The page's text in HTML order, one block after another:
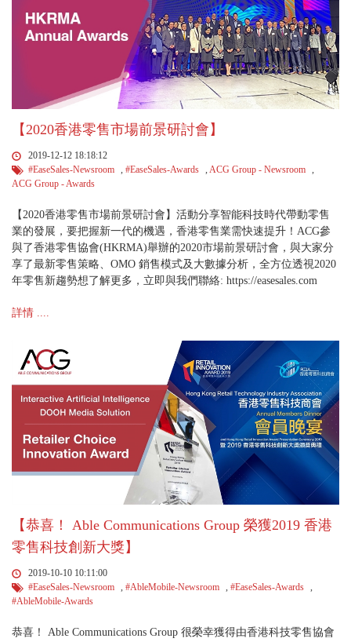
【2020香港零售市場前景研討會】
2019-12-12 18:18:12
#EaseSales-Newsroom , #EaseSales-Awards , ACG Group - Newsroom ,
ACG Group - Awards
【2020香港零售市場前景研討會】活動分享智能科技時代帶動零售
業的發展，要把握新一代的機遇，香港零售業需快速提升！ACG參
與了香港零售協會(HKRMA)舉辦的2020市場前景研討會，與大家分
享了最新零售策略、OMO 銷售模式及大數據分析，全方位透視2020
年零售新趨勢想了解更多，立即與我們聯絡: https://easesales.com
詳情 ....
【恭喜！ Able Communications Group 榮獲2019 香港
零售科技創新大獎】
2019-10-10 10:11:00
#EaseSales-Newsroom , #AbleMobile-Newsroom , #EaseSales-Awards ,
#AbleMobile-Awards
恭喜！ Able Communications Group 很榮幸獲得由香港科技零售協會